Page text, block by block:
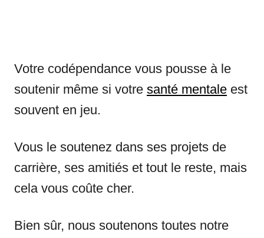
Votre codépendance vous pousse à le
soutenir même si votre santé mentale est
souvent en jeu.
Vous le soutenez dans ses projets de
carrière, ses amitiés et tout le reste, mais
cela vous coûte cher.
Bien sûr, nous soutenons toutes notre